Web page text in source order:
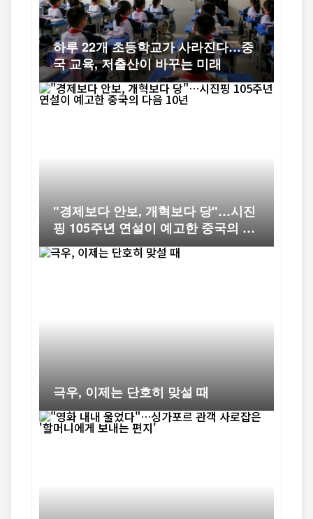
하루 22개 초등학교가 사라진다…중
국 교육, 저출산이 바꾸는 미래
"경제보다 안보, 개혁보다 당"…시진
핑 105주년 연설이 예고한 중국의 다
음 10년
극우, 이제는 단호히 맞설 때